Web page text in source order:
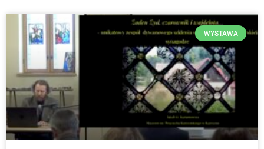
WYSTAWA